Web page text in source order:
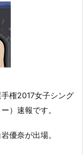
権2017女子シング
）速報です。
優奈が出場。